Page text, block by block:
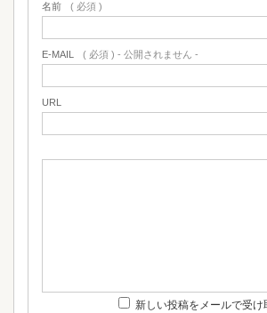
名前 ( 必須 )
E-MAIL ( 必須 ) - 公開されません -
URL
新しい投稿をメールで受け